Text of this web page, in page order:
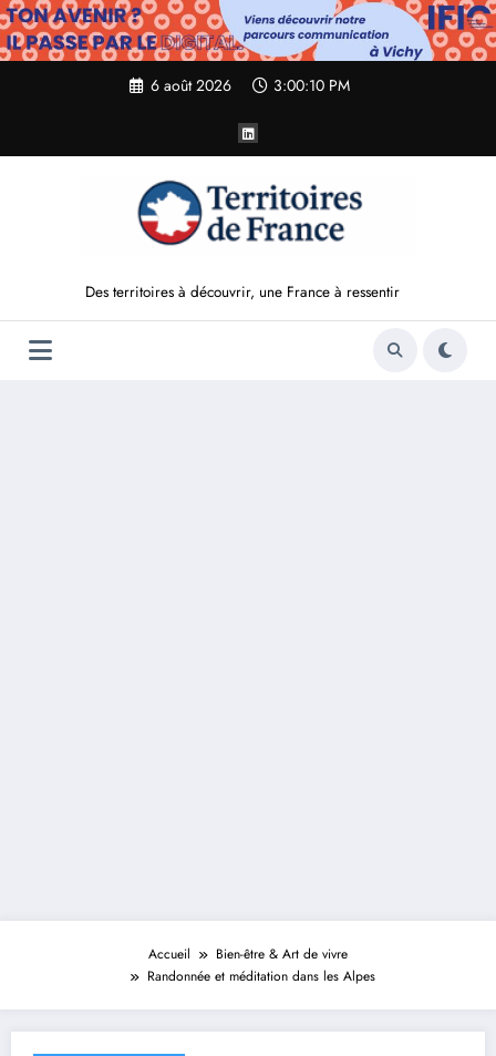
Aller
au
contenu
6 août 2026 3:00:11 PM
Des territoires à découvrir, une France à ressentir
Accueil
Bien-être & Art de vivre
Randonnée et méditation dans les Alpes